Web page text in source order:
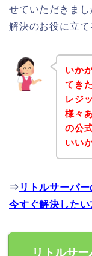
せていただきま
解決のお役に立て
いか
てき
レジ
様々
の公
いい
⇒ リトルサーバ
今すぐ解決したい
リトルサ